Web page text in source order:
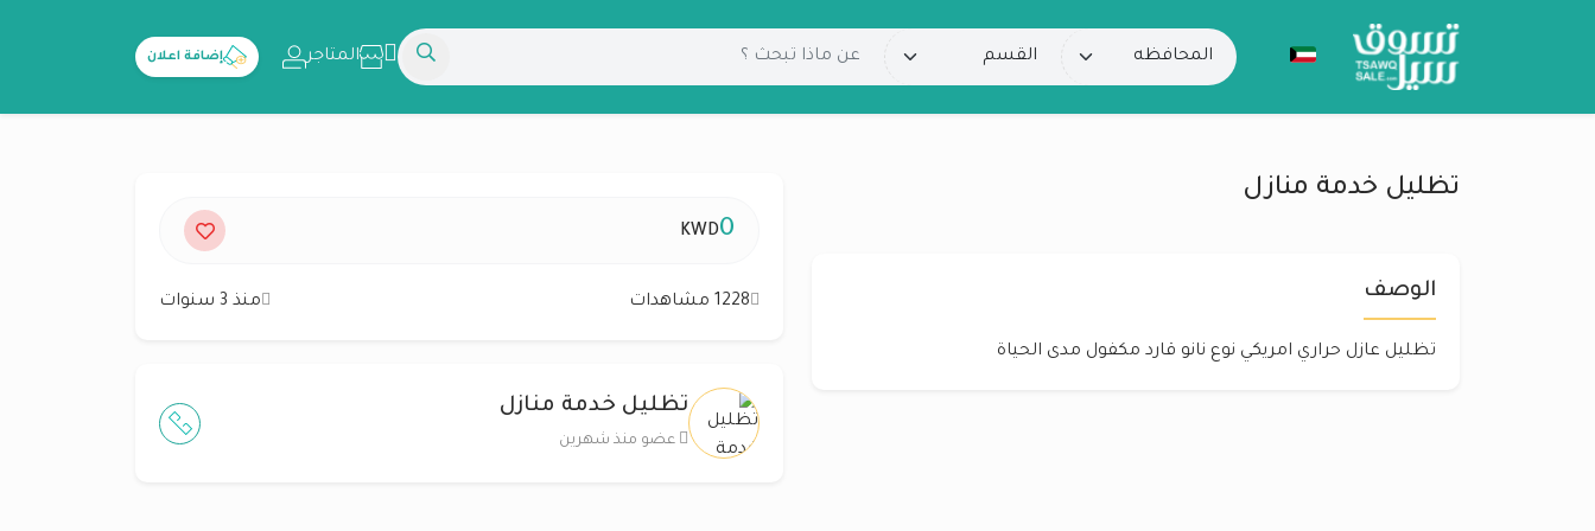
المتاجر إضافة اعلان
تظليل خدمة منازل
الوصف
تظليل عازل حراري امريكي نوع نانو قارد مكفول مدى الحياة
0
KWD
1228 مشاهدات منذ 3 سنوات
تظليل خدمة منازل
عضو منذ شهرين